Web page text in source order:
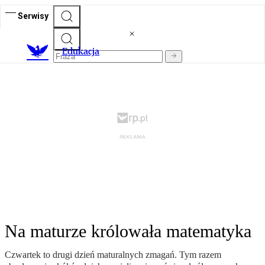
Serwisy
Edukacja
Na maturze królowała matematyka
Czwartek to drugi dzień maturalnych zmagań. Tym razem